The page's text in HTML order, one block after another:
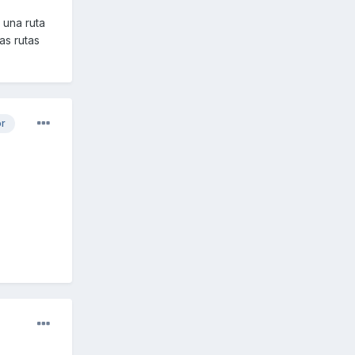
ruta
rutas